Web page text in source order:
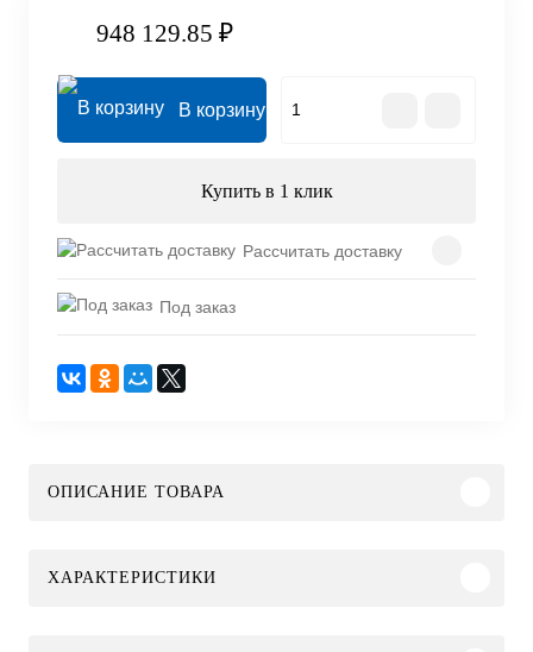
948 129.85 ₽
В корзину
Купить в 1 клик
Рассчитать доставку
Под заказ
ОПИСАНИЕ ТОВАРА
ХАРАКТЕРИСТИКИ